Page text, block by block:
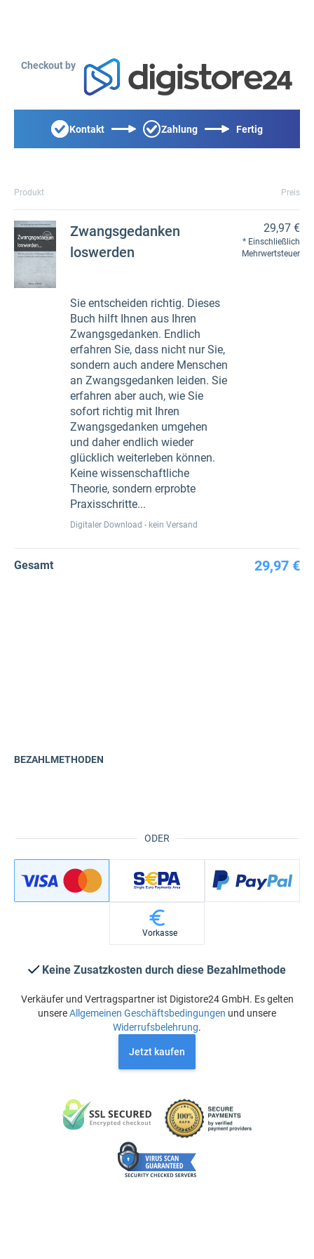
Checkout by
Kontakt Zahlung Fertig
Produkt Preis
Zwangsgedanken
loswerden
Sie entscheiden richtig. Dieses
Buch hilft Ihnen aus Ihren
Zwangsgedanken. Endlich
erfahren Sie, dass nicht nur Sie,
sondern auch andere Menschen
an Zwangsgedanken leiden. Sie
erfahren aber auch, wie Sie
sofort richtig mit Ihren
Zwangsgedanken umgehen
und daher endlich wieder
glücklich weiterleben können.
Keine wissenschaftliche
Theorie, sondern erprobte
Praxisschritte...
Digitaler Download - kein Versand
29,97 €
Einschließlich
Mehrwertsteuer
Gesamt 29,97 €
ODER
BEZAHLMETHODEN
Vorkasse
Keine Zusatzkosten durch diese Bezahlmethode
Verkäufer und Vertragspartner ist Digistore24 GmbH. Es gelten
unsereAllgemeinen Geschäftsbedingungen und unsere
Widerrufsbelehrung.
Jetzt kaufen